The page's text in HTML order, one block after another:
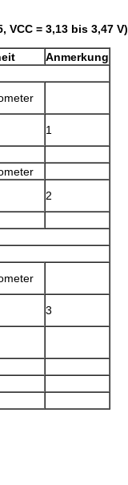
= 3,13 bis 3,47 V)
Anmerkung
1
2
3